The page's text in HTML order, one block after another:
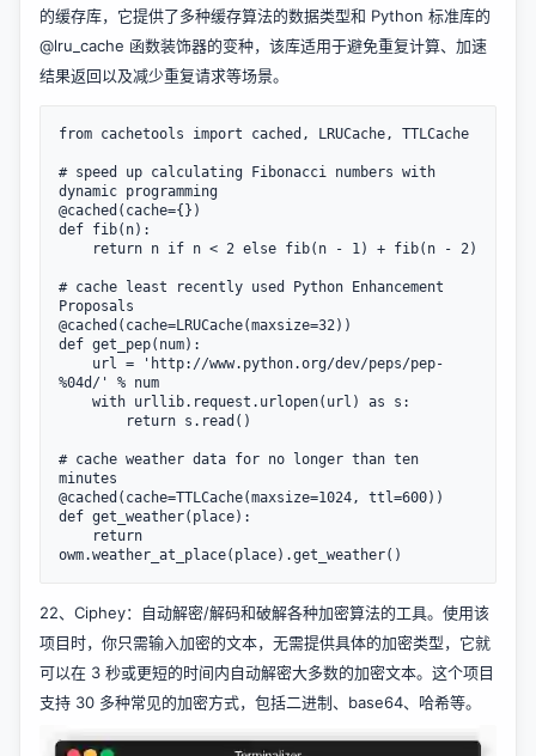
的缓存库，它提供了多种缓存算法的数据类型和 Python 标准库的
@lru_cache 函数装饰器的变种，该库适用于避免重复计算、加速
结果返回以及减少重复请求等场景。
from cachetools import cached, LRUCache, TTLCache
# speed up calculating Fibonacci numbers with
dynamic programming
@cached(cache={})
def fib(n):
# cache least recently used Python Enhancement
Proposals
@cached(cache=LRUCache(maxsize=32))
def get_pep(num):
%04d/' % num
# cache weather data for no longer than ten
minutes
@cached(cache=TTLCache(maxsize=1024, ttl=600))
def get_weather(place):
22、 Ciphey：自动解密/解码和破解各种加密算法的工具。使用该
项目时，你只需输入加密的文本，无需提供具体的加密类型，它就
可以在 3 秒或更短的时间内自动解密大多数的加密文本。这个项目
支持 30 多种常见的加密方式，包括二进制、base64、哈希等。